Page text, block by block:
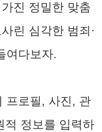
진 정밀한 맞춤
린 심각한 범죄·
여다보자.
프로필, 사진, 관
적 정보를 입력하